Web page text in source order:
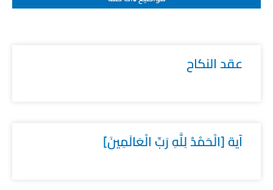
عقد النكاح
آية [الْحَمْدُ لِلَّهِ رَبِّ الْعَالَمِينَ]